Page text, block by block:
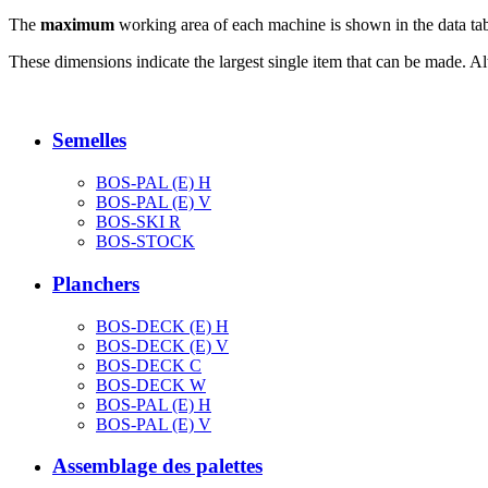
The maximum working area of each machine is shown in the data
These dimensions indicate the largest single item that can be made.
Semelles
BOS-PAL (E) H
BOS-PAL (E) V
BOS-SKI R
BOS-STOCK
Planchers
BOS-DECK (E) H
BOS-DECK (E) V
BOS-DECK C
BOS-DECK W
BOS-PAL (E) H
BOS-PAL (E) V
Assemblage des palettes